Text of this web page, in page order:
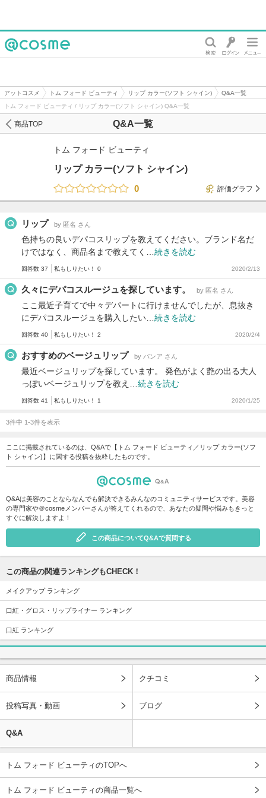
アットコスメ トム フォード ビューティ リップ カラー(ソフト シャイン)
Q&A一覧
トム フォード ビューティ / リップ カラー(ソフト シャイン) Q&A一覧
Q&A一覧
商品TOP
トム フォード ビューティ
リップ カラー(ソフト シャイン)
0
評価グラフ
リップ by 匿名 さん
色持ちの良いデパコスリップを教えてください。ブランド名だ
けではなく、商品名まで教えてく… 続きを読む
回答数 37 私もしりたい！ 0 2020/2/13
久々にデパコスルージュを探しています。 by 匿名 さん
ここ最近子育てで中々デパートに行けませんでしたが、息抜き
にデパコスルージュを購入したい… 続きを読む
回答数 40 私もしりたい！ 2 2020/2/4
おすすめのベージュリップ by パンア さん
最近ベージュリップを探しています。 発色がよく艶の出る大人
っぽいベージュリップを教え… 続きを読む
回答数 41 私もしりたい！ 1 2020/1/25
3件中 1-3件を表示
ここに掲載されているのは、Q&Aで【トム フォード ビューティ／リップ カラー(ソフ
ト シャイン)】に関する投稿を抜粋したものです。
Q&Aは美容のことならなんでも解決できるみんなのコミュニティサービスです。美容
の専門家や＠cosmeメンバーさんが答えてくれるので、あなたの疑問や悩みもきっと
すぐに解決しますよ！
この商品についてQ&Aで質問する
この商品の関連ランキングもCHECK！
メイクアップ ランキング
口紅・グロス・リップライナー ランキング
口紅 ランキング
商品情報 クチコミ
投稿写真・動画 ブログ
Q&A
トム フォード ビューティのTOPへ
トム フォード ビューティの商品一覧へ